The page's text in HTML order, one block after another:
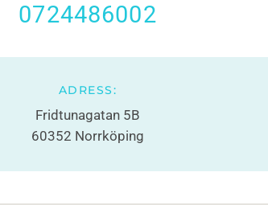
0724486002
ADRESS:
Fridtunagatan 5B
60352 Norrköping